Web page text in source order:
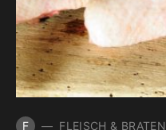
F FLEISCH & BRATEN